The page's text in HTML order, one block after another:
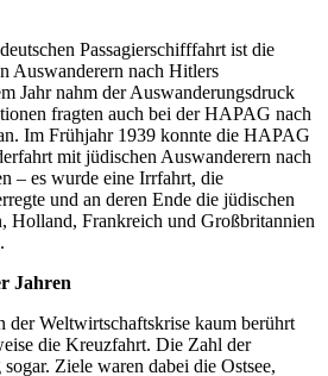
Passagierschifffahrt ist die
Auswanderern nach Hitlers
Jahr nahm der Auswanderungsdruck
fragten auch bei der HAPAG nach
Im Frühjahr 1939 konnte die HAPAG
mit jüdischen Auswanderern nach
– es wurde eine Irrfahrt, die
und an deren Ende die jüdischen
Holland, Frankreich und Großbritannien
Jahren
der Weltwirtschaftskrise kaum berührt
die Kreuzfahrt. Die Zahl der
Ziele waren dabei die Ostsee,